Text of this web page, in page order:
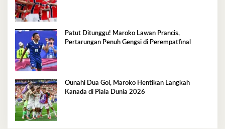
Patut Ditunggu! Maroko Lawan Prancis,
Pertarungan Penuh Gengsi di Perempatfinal
Ounahi Dua Gol, Maroko Hentikan Langkah
Kanada di Piala Dunia 2026